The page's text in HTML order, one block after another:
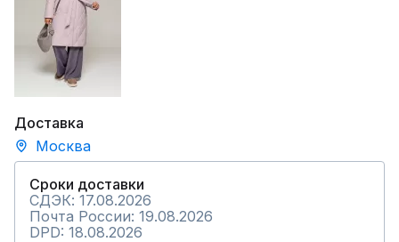
Доставка
Москва
Сроки доставки
СДЭК: 17.08.2026
Почта России: 19.08.2026
DPD: 18.08.2026